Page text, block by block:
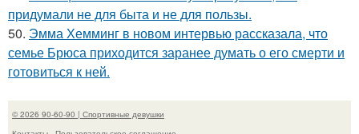
придумали не для быта и не для пользы.
50. Эмма Хемминг в новом интервью рассказала, что
семье Брюса приходится заранее думать о его смерти и
готовиться к ней.
© 2026 90-60-90 | Спортивные девушки